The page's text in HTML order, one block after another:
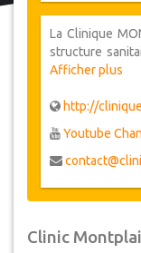
La Clinique
structure
modernisme,
Nous avons
toutes les
confortable ou
ville de Tunis.
Afficher plus
http://
Youtube
Clinic